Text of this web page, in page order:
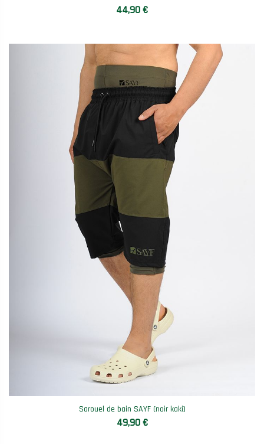
44,90 €
Sarouel de bain SAYF (noir kaki)
49,90 €